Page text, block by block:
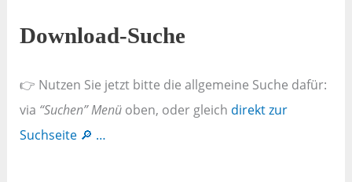
Download-Suche
👉 Nutzen Sie jetzt bitte die allgemeine Suche dafür:
via “Suchen” Menüoben, oder gleich direkt zur
Suchseite 🔎 …